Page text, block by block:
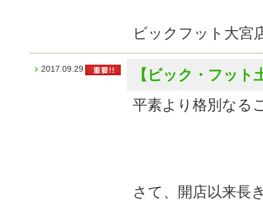
ビックフット大宮
2017.09.29
【ビック・フッ
平素より格別なる
さて、開店以来長